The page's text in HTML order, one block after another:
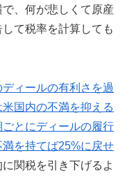
、何が悲しくて原産
て税率を計算しても
ィールの有利さを過
国内の不満を抑える
とにディールの履行
を持てば25%に戻せ
関税を引き下げるよ